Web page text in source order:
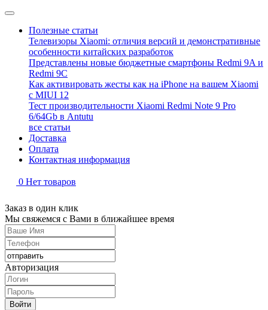
Полезные статьи
Телевизоры Xiaomi: отличия версий и демонстративные
особенности китайских разработок
Представлены новые бюджетные смартфоны Redmi 9A и
Redmi 9C
Как активировать жесты как на iPhone на вашем Xiaomi
с MIUI 12
Тест производительности Xiaomi Redmi Note 9 Pro
6/64Gb в Antutu
все статьи
Доставка
Оплата
Контактная информация
0 Нет товаров
Заказ в один клик
Мы свяжемся с Вами в ближайшее время
Авторизация
Войти